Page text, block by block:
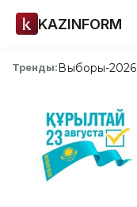
KAZINFORM
Тренды:Выборы-2026